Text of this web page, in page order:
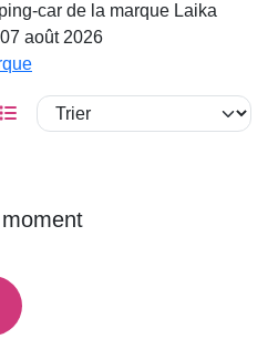
car de la marque Laika
août 2026